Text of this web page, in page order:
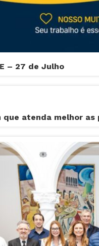
– 27 de Julho
que atenda melhor as